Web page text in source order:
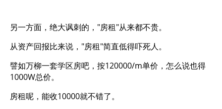
另一方面，绝大讽刺的，"房租"从来都不贵。
从资产回报比来说，"房租"简直低得吓死人。
譬如万柳一套学区房吧，按120000/m单价，怎么说也得
1000W总价。
房租呢，能收10000就不错了。